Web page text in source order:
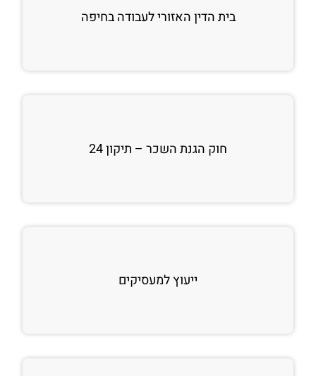
בית הדין האזורי לעבודה בחיפה
חוק הגנת השכר – תיקון 24
ייעוץ למעסיקים